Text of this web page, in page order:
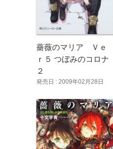
薔薇のマリア Ｖｅ
ｒ５ つぼみのコロナ
２
発売日 : 2009年02月28日